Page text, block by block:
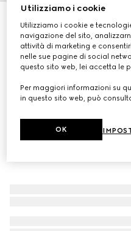
Camicia bambino in
CHF 440
Utilizziamo i cookie
Utilizziamo i cookie e
navigazione del sito,
attività di marketing e
nelle sue pagine di social
questo sito web, lei accetta le
Per maggiori informazioni su
in questo sito web, può
OK